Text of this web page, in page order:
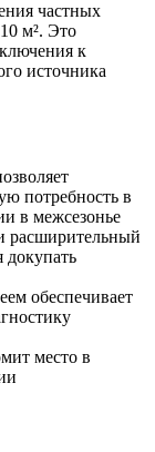
частных
м². Это
к
источника
потребность в
в межсезонье
расширительный
обеспечивает
место в